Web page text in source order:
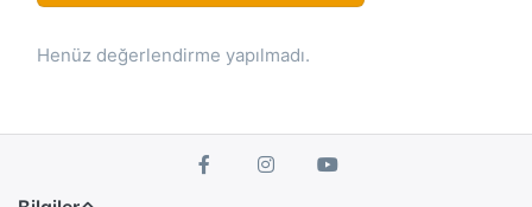
Henüz değerlendirme yapılmadı.